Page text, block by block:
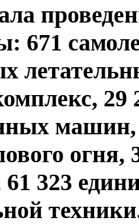
671
29
323